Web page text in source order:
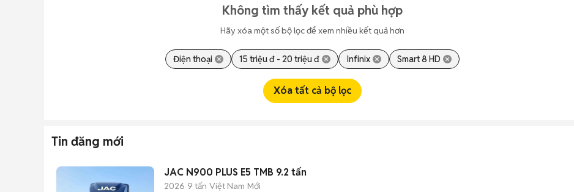
Không tìm thấy kết quả phù hợp
Hãy xóa một số bộ lọc để xem nhiều kết quả hơn
Điện thoại 15 triệu đ - 20 triệu đ Infinix Smart 8 HD
Xóa tất cả bộ lọc
Tin đăng mới
JAC N900 PLUS E5 TMB 9.2 tấn
2026 9 tấn Việt Nam Mới